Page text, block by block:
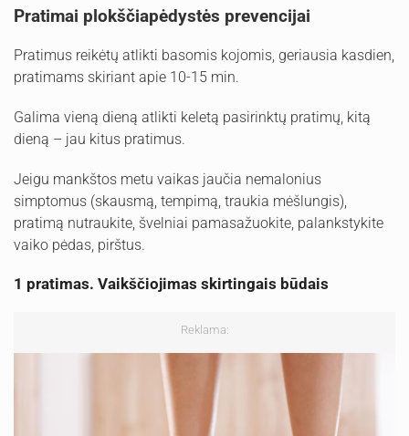
Pratimai plokščiapėdystės prevencijai
Pratimus reikėtų atlikti basomis kojomis, geriausia kasdien,
pratimams skiriant apie 10-15 min.
Galima vieną dieną atlikti keletą pasirinktų pratimų, kitą
dieną – jau kitus pratimus.
Jeigu mankštos metu vaikas jaučia nemalonius
simptomus (skausmą, tempimą, traukia mėšlungis),
pratimą nutraukite, švelniai pamasažuokite, palankstykite
vaiko pėdas, pirštus.
1 pratimas. Vaikščiojimas skirtingais būdais
Reklama: